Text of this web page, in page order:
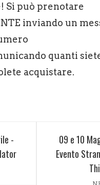
Si può prenotare
inviando un
quanti
acquistare.
-
09 e 10
Evento